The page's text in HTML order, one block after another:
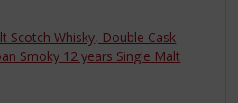
Scotch Whisky, Double Cask
Smoky 12 years Single Malt